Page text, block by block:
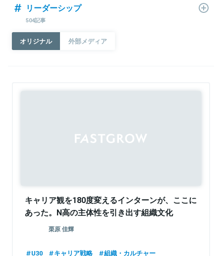
リーダーシップ
504記事
オリジナル 外部メディア
キャリア観を180度変えるインターンが、ここに
あった。N高の主体性を引き出す組織文化
栗原 佳輝
U30 キャリア戦略
組織・カルチャー